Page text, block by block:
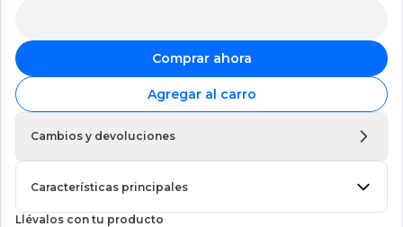
Comprar ahora
Agregar al carro
Cambios y devoluciones
Características principales
Llévalos con tu producto